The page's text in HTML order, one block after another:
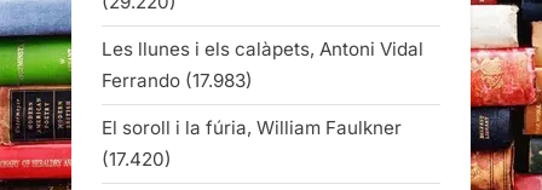
Les llunes i els calàpets, Antoni Vidal
Ferrando (17.983)
El soroll i la fúria, William Faulkner
(17.420)